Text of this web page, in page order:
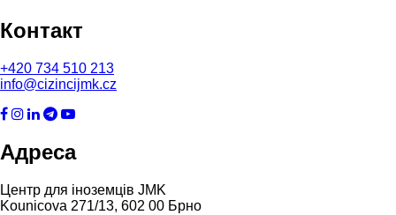
Контакт
+420 734 510 213
info@cizincijmk.cz
Адреса
Центр для іноземців JMK
Kounicova 271/13, 602 00 Брно